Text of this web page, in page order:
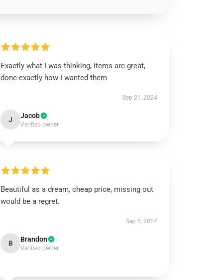
Exactly what I was thinking, items are great,
done exactly how I wanted them
Sep 21, 2024
J Jacob
Verified owner
Beautiful as a dream, cheap price, missing out
would be a regret.
Sep 5, 2024
B Brandon
Verified owner